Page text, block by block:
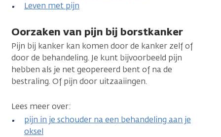
Leven met pijn
Oorzaken van pijn bij borstkanker
Pijn bij kanker kan komen door de kanker zelf of
door de behandeling. Je kunt bijvoorbeeld pijn
hebben als je net geopereerd bent of na de
bestraling. Of pijn door uitzaaiingen.
Lees meer over:
pijn in je schouder na een behandeling aan je
oksel